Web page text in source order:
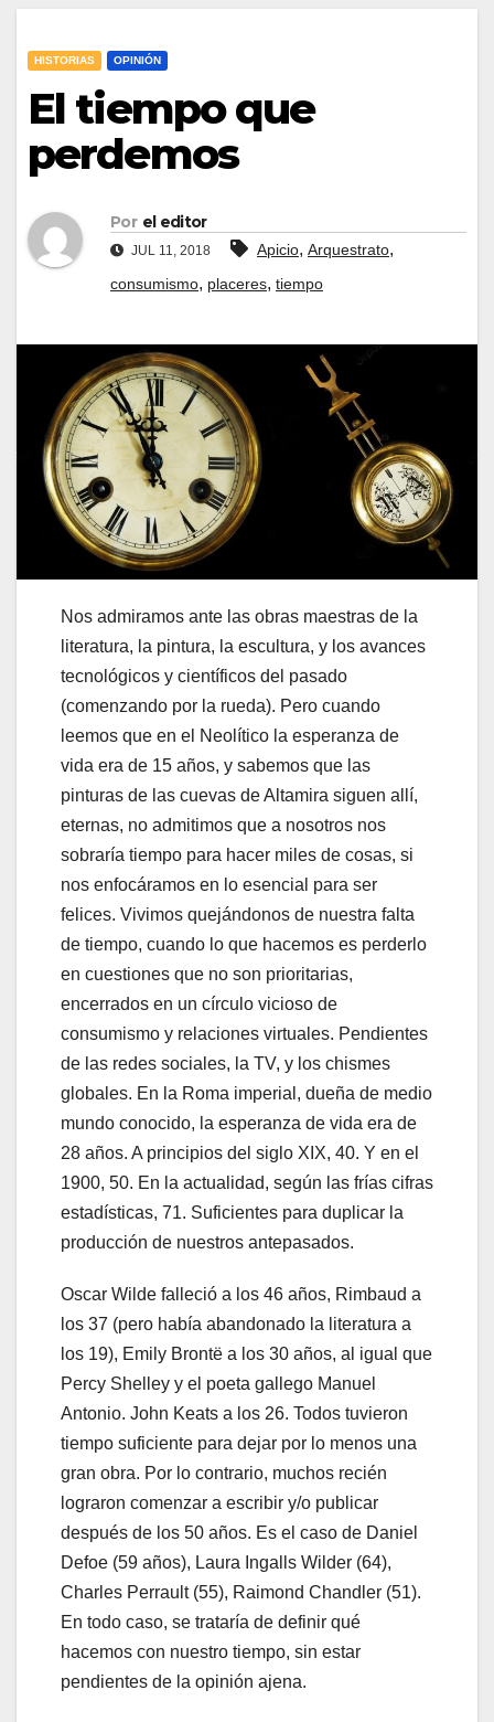
HISTORIAS OPINIÓN
El tiempo que
perdemos
Por el editor
JUL 11, 2018 Apicio, Arquestrato,
consumismo, placeres, tiempo
Nos admiramos ante las obras maestras de la
literatura, la pintura, la escultura, y los avances
tecnológicos y científicos del pasado
(comenzando por la rueda). Pero cuando
leemos que en el Neolítico la esperanza de
vida era de 15 años, y sabemos que las
pinturas de las cuevas de Altamira siguen allí,
eternas, no admitimos que a nosotros nos
sobraría tiempo para hacer miles de cosas, si
nos enfocáramos en lo esencial para ser
felices. Vivimos quejándonos de nuestra falta
de tiempo, cuando lo que hacemos es perderlo
en cuestiones que no son prioritarias,
encerrados en un círculo vicioso de
consumismo y relaciones virtuales. Pendientes
de las redes sociales, la TV, y los chismes
globales. En la Roma imperial, dueña de medio
mundo conocido, la esperanza de vida era de
28 años. A principios del siglo XIX, 40. Y en el
1900, 50. En la actualidad, según las frías cifras
estadísticas, 71. Suficientes para duplicar la
producción de nuestros antepasados.
Oscar Wilde falleció a los 46 años, Rimbaud a
los 37 (pero había abandonado la literatura a
los 19), Emily Brontë a los 30 años, al igual que
Percy Shelley y el poeta gallego Manuel
Antonio. John Keats a los 26. Todos tuvieron
tiempo suficiente para dejar por lo menos una
gran obra. Por lo contrario, muchos recién
lograron comenzar a escribir y/o publicar
después de los 50 años. Es el caso de Daniel
Defoe (59 años), Laura Ingalls Wilder (64),
Charles Perrault (55), Raimond Chandler (51).
En todo caso, se trataría de definir qué
hacemos con nuestro tiempo, sin estar
pendientes de la opinión ajena.